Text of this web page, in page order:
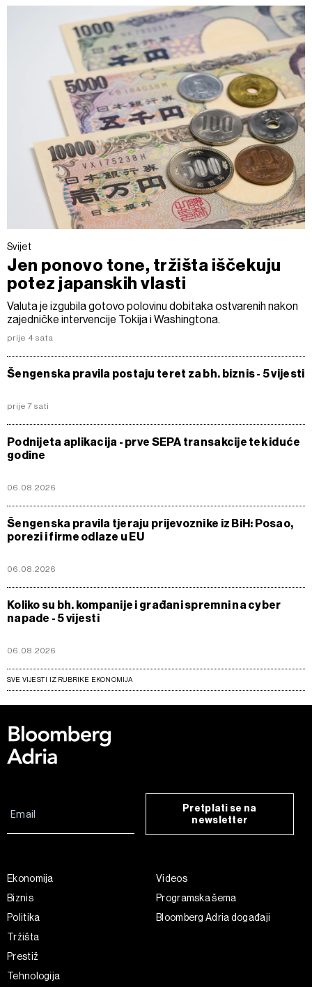
Svijet
Jen ponovo tone, tržišta iščekuju
potez japanskih vlasti
Valuta je izgubila gotovo polovinu dobitaka ostvarenih nakon
zajedničke intervencije Tokija i Washingtona.
prije 4 sata
Šengenska pravila postaju teret za bh. biznis - 5 vijesti
prije 7 sati
Podnijeta aplikacija - prve SEPA transakcije tek iduće
godine
06.08.2026
Šengenska pravila tjeraju prijevoznike iz BiH: Posao,
porezi i firme odlaze u EU
06.08.2026
Koliko su bh. kompanije i građani spremni na cyber
napade - 5 vijesti
06.08.2026
SVE VIJESTI IZ RUBRIKE EKONOMIJA
Pretplati se na
newsletter
Ekonomija
Biznis
Politika
Tržišta
Prestiž
Tehnologija
Videos
Programska šema
Bloomberg Adria događaji